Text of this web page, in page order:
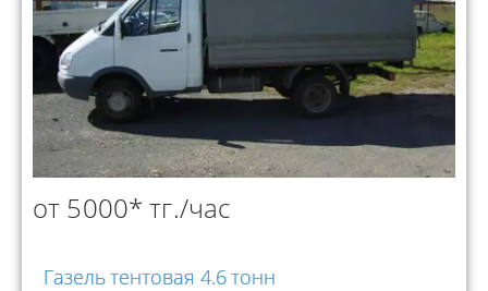
от 5000* тг./час
Газель тентовая 4.6 тонн